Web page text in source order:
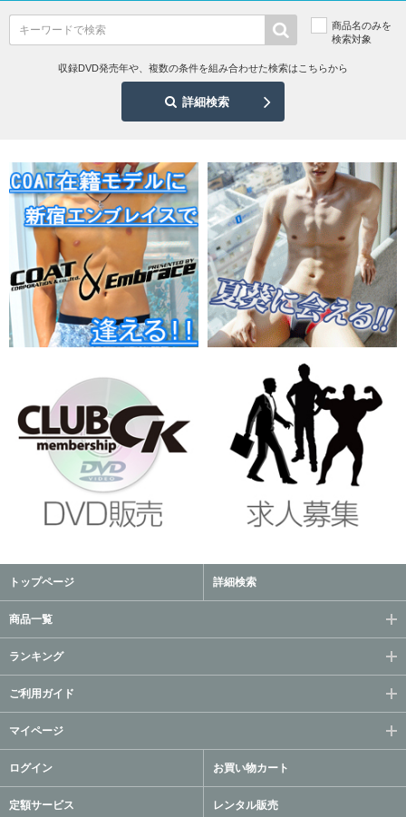
商品名のみを
検索対象
収録DVD発売年や、複数の条件を組み合わせた検索はこちらから
詳細検索
トップページ 詳細検索
商品一覧
ランキング
ご利用ガイド
マイページ
ログイン お買い物カート
定額サービス レンタル販売